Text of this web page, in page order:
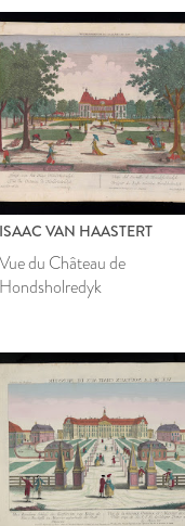
ISAAC VAN HAASTERT
Vue du Château de
Hondsholredyk